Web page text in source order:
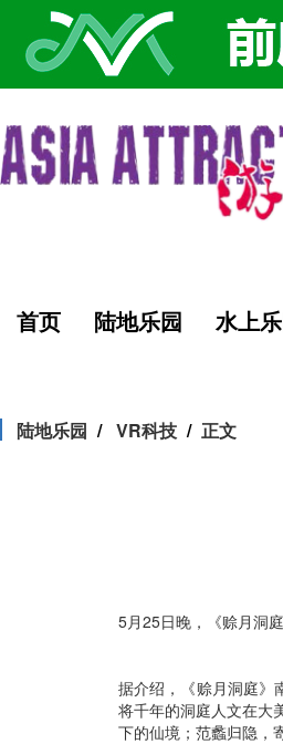
首页 陆地乐园 水上
陆地乐园 VR科技 正文
5月25日晚，《赊月洞
据介绍，《赊月洞庭》
将千年的洞庭人文在大
下的仙境；范蠡归隐，